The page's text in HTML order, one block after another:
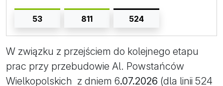
53 811 524
W związku z przejściem do kolejnego etapu
prac przy przebudowie Al. Powstańców
Wielkopolskich z dniem 6.07.2026 (dla linii 524